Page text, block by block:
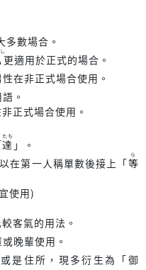
多數場合。
更適用於正式的場合。
在非正式場合使用。
。
正式場合使用。
達
たち
」。
在第一人稱單數後接上「等
ら
使用)
客氣的用法。
晚輩使用。
是住所，現多衍生為「御